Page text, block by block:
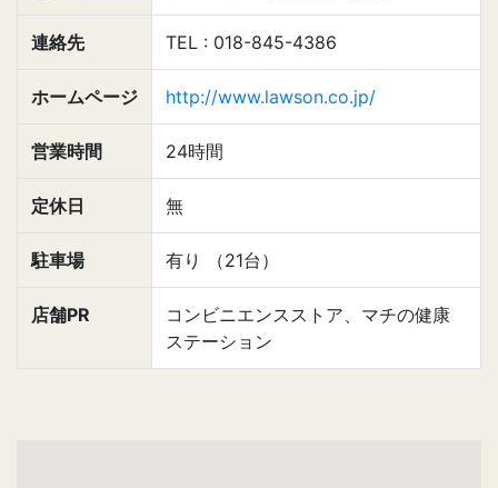
連絡先 TEL : 018-845-4386
ホームページ http://www.lawson.co.jp/
営業時間 24時間
定休日 無
駐車場 有り （21台）
店舗PR
コンビニエンスストア、マチの健康
ステーション